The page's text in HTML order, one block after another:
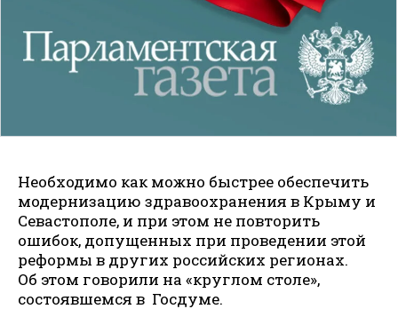
Необходимо как можно быстрее обеспечить
модернизацию здравоохранения в Крыму и
Севастополе, и при этом не повторить
ошибок, допущенных при проведении этой
реформы в других российских регионах.
Об этом говорили на «круг­лом столе»,
состоявшемся в Госдуме.